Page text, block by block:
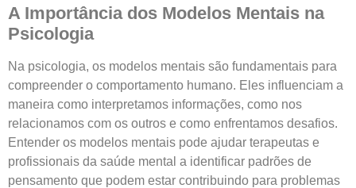
A Importância dos Modelos Mentais na
Psicologia
Na psicologia, os modelos mentais são fundamentais para
compreender o comportamento humano. Eles influenciam a
maneira como interpretamos informações, como nos
relacionamos com os outros e como enfrentamos desafios.
Entender os modelos mentais pode ajudar terapeutas e
profissionais da saúde mental a identificar padrões de
pensamento que podem estar contribuindo para problemas